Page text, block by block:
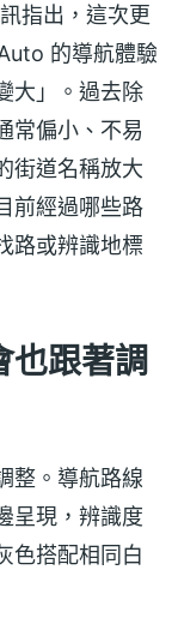
指出，這次更
的導航體驗
大」。過去除
常偏小、不易
街道名稱放大
前經過哪些路
路或辨識地標
跟著調
整。導航路線
呈現，辨識度
色搭配相同白